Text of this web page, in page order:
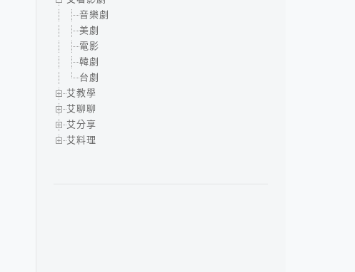
音樂劇
美劇
電影
韓劇
台劇
艾教學
艾聊聊
艾分享
艾料理